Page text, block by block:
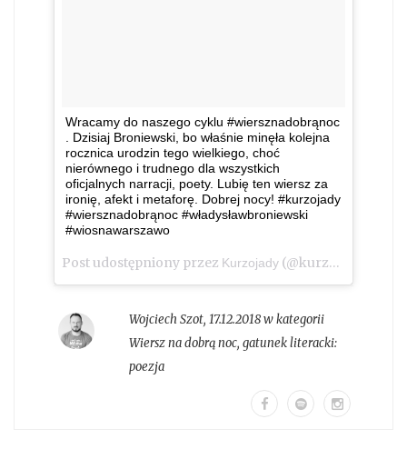
Wracamy do naszego cyklu #wiersznadobrąnoc
. Dzisiaj Broniewski, bo właśnie minęła kolejna
rocznica urodzin tego wielkiego, choć
nierównego i trudnego dla wszystkich
oficjalnych narracji, poety. Lubię ten wiersz za
ironię, afekt i metaforę. Dobrej nocy! #kurzojady
#wiersznadobrąnoc #władysławbroniewski
#wiosnawarszawo
Post udostępniony przez Kurzojady (@kurzojady_insta)
Wojciech Szot, 17.12.2018 w kategorii
Wiersz na dobrą noc, gatunek literacki:
poezja